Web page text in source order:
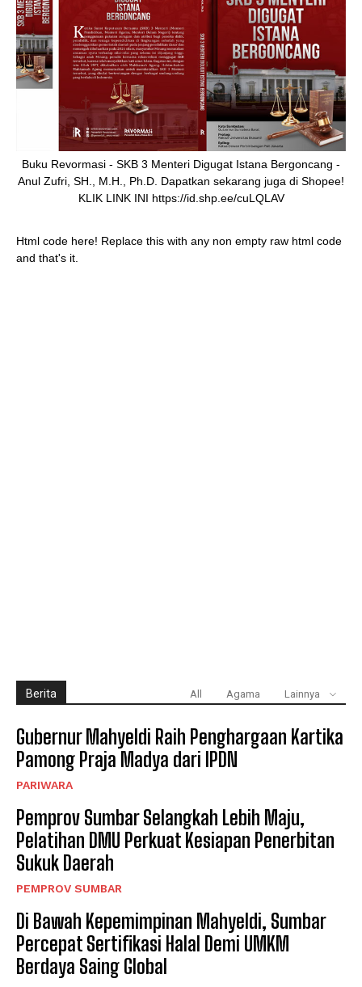
Buku Revormasi - SKB 3 Menteri Digugat Istana Bergoncang -
Anul Zufri, SH., M.H., Ph.D. Dapatkan sekarang juga di Shopee!
KLIK LINK INI https://id.shp.ee/cuLQLAV
Html code here! Replace this with any non empty raw html code
and that's it.
Berita All Agama Lainnya
Gubernur Mahyeldi Raih Penghargaan Kartika
Pamong Praja Madya dari IPDN
PARIWARA
Pemprov Sumbar Selangkah Lebih Maju,
Pelatihan DMU Perkuat Kesiapan Penerbitan
Sukuk Daerah
PEMPROV SUMBAR
Di Bawah Kepemimpinan Mahyeldi, Sumbar
Percepat Sertifikasi Halal Demi UMKM
Berdaya Saing Global